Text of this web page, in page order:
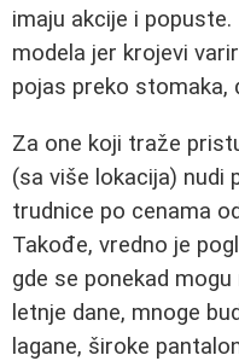
imaju akcije i
modela jer krojevi
pojas preko stomaka,
Za one koji traže
(sa više lokacija) nudi
trudnice po cenama
Takođe, vredno je
gde se ponekad
letnje dane, mnoge
lagane, široke